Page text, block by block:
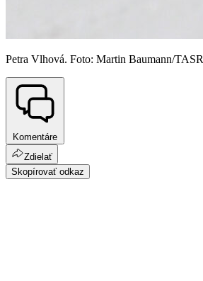
Petra Vlhová. Foto: Martin Baumann/TASR
Komentáre
Zdielať
Skopírovať odkaz